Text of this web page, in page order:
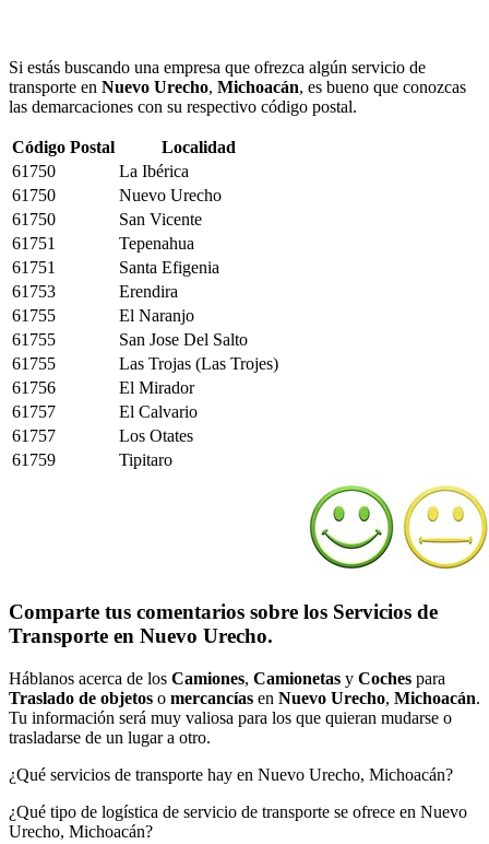
Si estás buscando una empresa que ofrezca algún servicio de
transporte en Nuevo Urecho, Michoacán, es bueno que conozcas
las demarcaciones con su respectivo código postal.
Código Postal
Localidad
61750
La Ibérica
61750
Nuevo Urecho
61750
San Vicente
61751
Tepenahua
61751
Santa Efigenia
61753
Erendira
61755
El Naranjo
61755
San Jose Del Salto
61755
Las Trojas (Las Trojes)
61756
El Mirador
61757
El Calvario
61757
Los Otates
61759
Tipitaro
Comparte tus comentarios sobre los Servicios de
Transporte en Nuevo Urecho.
Háblanos acerca de los Camiones, Camionetas y Coches para
Traslado de objetos o mercancías en Nuevo Urecho, Michoacán.
Tu información será muy valiosa para los que quieran mudarse o
trasladarse de un lugar a otro.
¿Qué servicios de transporte hay en Nuevo Urecho, Michoacán?
¿Qué tipo de logística de servicio de transporte se ofrece en Nuevo
Urecho, Michoacán?